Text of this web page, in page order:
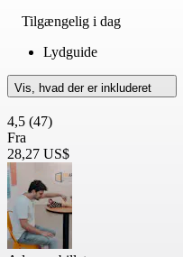
Tilgængelig i dag
Lydguide
Vis, hvad der er inkluderet
4,5 (47)
Fra
28,27 US$